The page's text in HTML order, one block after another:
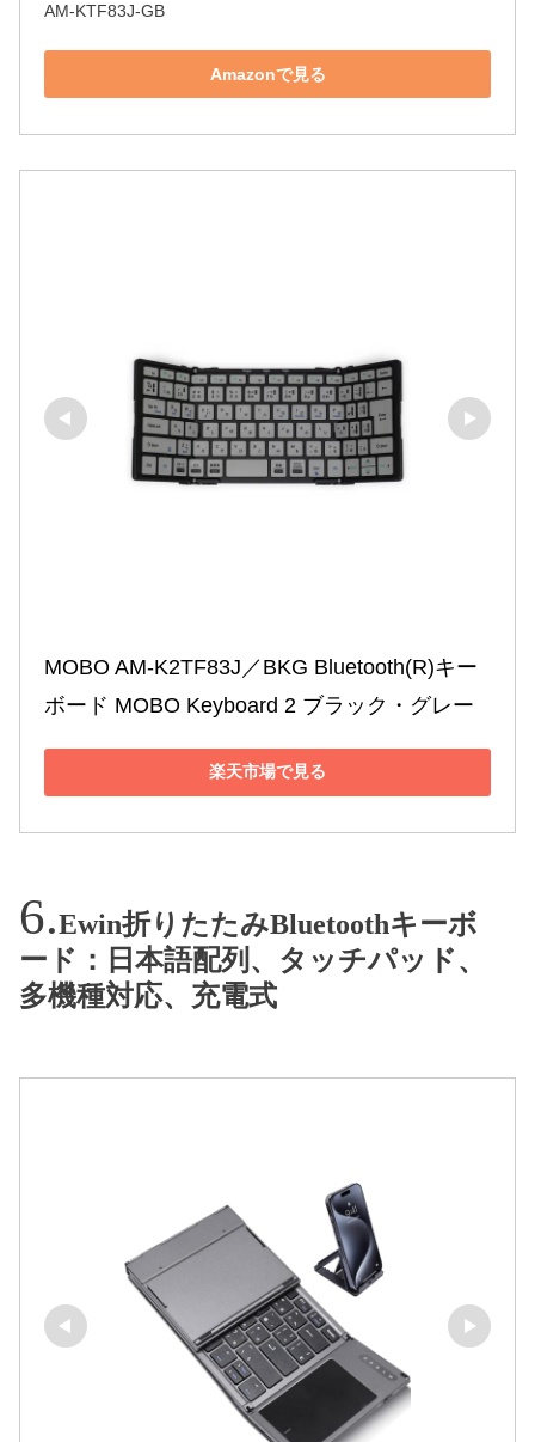
AM-KTF83J-GB
Amazonで見る
MOBO AM-K2TF83J／BKG Bluetooth(R)キー
ボード MOBO Keyboard 2 ブラック・グレー
楽天市場で見る
Ewin折りたたみBluetoothキーボ
ード：日本語配列、タッチパッド、
多機種対応、充電式